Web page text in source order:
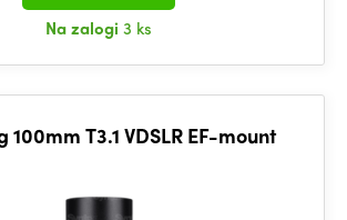
Na zalogi 3 ks
100mm T3.1 VDSLR EF-mount